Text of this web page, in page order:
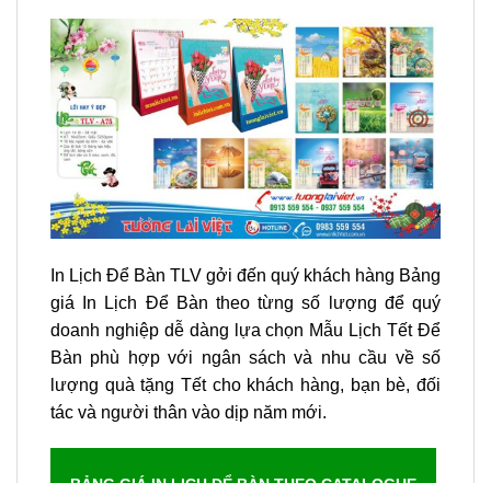
In Lịch Để Bàn TLV gởi đến quý khách hàng Bảng
giá In Lịch Để Bàn theo từng số lượng để quý
doanh nghiệp dễ dàng lựa chọn Mẫu Lịch Tết Để
Bàn phù hợp với ngân sách và nhu cầu về số
lượng quà tặng Tết cho khách hàng, bạn bè, đối
tác và người thân vào dịp năm mới.